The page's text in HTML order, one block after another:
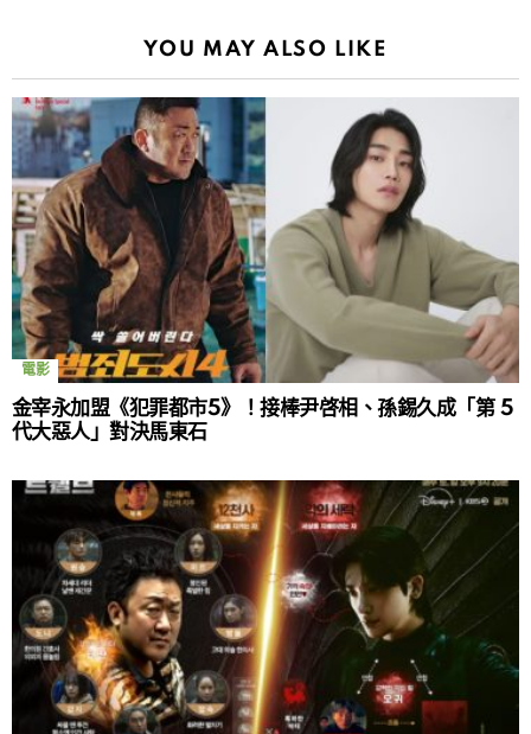
YOU MAY ALSO LIKE
電影
金宰永加盟《犯罪都市5》！接棒尹啓相、孫錫久成「第 5
代大惡人」對決馬東石